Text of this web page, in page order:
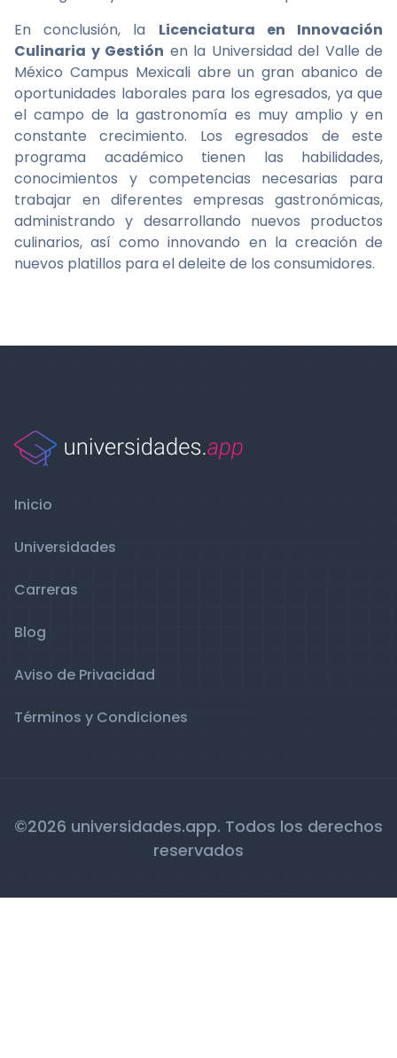
En conclusión, la Licenciatura en Innovación
Culinaria y Gestión en la Universidad del Valle de
México Campus Mexicali abre un gran abanico de
oportunidades laborales para los egresados, ya que
el campo de la gastronomía es muy amplio y en
constante crecimiento. Los egresados de este
programa académico tienen las habilidades,
conocimientos y competencias necesarias para
trabajar en diferentes empresas gastronómicas,
administrando y desarrollando nuevos productos
culinarios, así como innovando en la creación de
nuevos platillos para el deleite de los consumidores.
Inicio
Universidades
Carreras
Blog
Aviso de Privacidad
Términos y Condiciones
©2026 universidades.app. Todos los derechos
reservados